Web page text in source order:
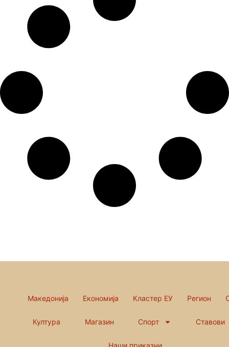
Македонија Економија Кластер ЕУ Регион
Култура Магазин Спорт Ставови
Наши приказни